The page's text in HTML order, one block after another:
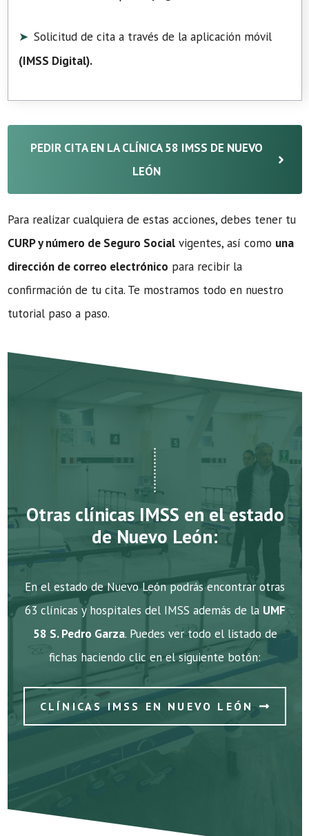
Solicitud de cita a través de la aplicación móvil
(IMSS Digital).
PEDIR CITA EN LA CLÍNICA 58 IMSS DE NUEVO
LEÓN
Para realizar cualquiera de estas acciones, debes tener tu
CURP y número de Seguro Social vigentes, así como una
dirección de correo electrónico para recibir la
confirmación de tu cita. Te mostramos todo en nuestro
tutorial paso a paso.
Otras clínicas IMSS en el estado
de Nuevo León:
En el estado de Nuevo León podrás encontrar otras
63 clínicas y hospitales del IMSS además de la UMF
58 S. Pedro Garza. Puedes ver todo el listado de
fichas haciendo clic en el siguiente botón:
CLÍNICAS IMSS EN NUEVO LEÓN